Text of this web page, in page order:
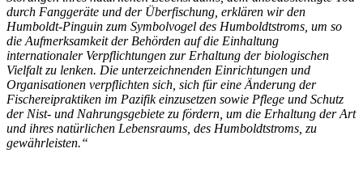
durch Fanggeräte und der Überfischung, erklären wir den
Humboldt-Pinguin zum Symbolvogel des Humboldtstroms, um so
die Aufmerksamkeit der Behörden auf die Einhaltung
internationaler Verpflichtungen zur Erhaltung der biologischen
Vielfalt zu lenken. Die unterzeichnenden Einrichtungen und
Organisationen verpflichten sich, sich für eine Änderung der
Fischereipraktiken im Pazifik einzusetzen sowie Pflege und Schutz
der Nist- und Nahrungsgebiete zu fördern, um die Erhaltung der Art
und ihres natürlichen Lebensraums, des Humboldtstroms, zu
gewährleisten.“